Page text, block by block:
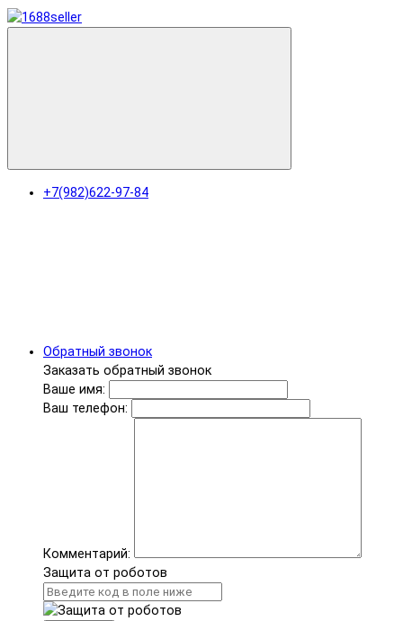
+7(982)622-97-84
Обратный звонок
Заказать обратный звонок
Ваше имя:
Ваш телефон:
Комментарий:
Защита от роботов